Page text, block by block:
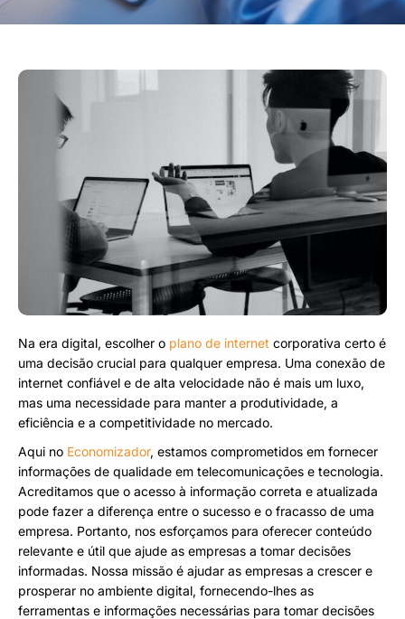
Na era digital, escolher o plano de internet corporativa certo é
uma decisão crucial para qualquer empresa. Uma conexão de
internet confiável e de alta velocidade não é mais um luxo,
mas uma necessidade para manter a produtividade, a
eficiência e a competitividade no mercado.
Aqui no Economizador, estamos comprometidos em fornecer
informações de qualidade em telecomunicações e tecnologia.
Acreditamos que o acesso à informação correta e atualizada
pode fazer a diferença entre o sucesso e o fracasso de uma
empresa. Portanto, nos esforçamos para oferecer conteúdo
relevante e útil que ajude as empresas a tomar decisões
informadas. Nossa missão é ajudar as empresas a crescer e
prosperar no ambiente digital, fornecendo-lhes as
ferramentas e informações necessárias para tomar decisões